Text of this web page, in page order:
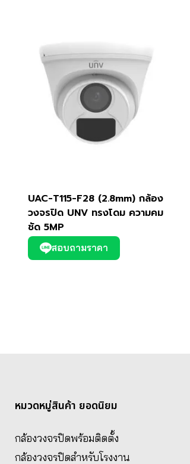
UAC-T115-F28 (2.8mm) กล้อง
วงจรปิด UNV ทรงโดม ความคม
ชัด 5MP
สอบถามราคา
หมวดหมู่สินค้า ยอดนิยม
กล้องวงจรปิดพร้อมติดตั้ง
กล้องวงจรปิดสำหรับโรงงาน